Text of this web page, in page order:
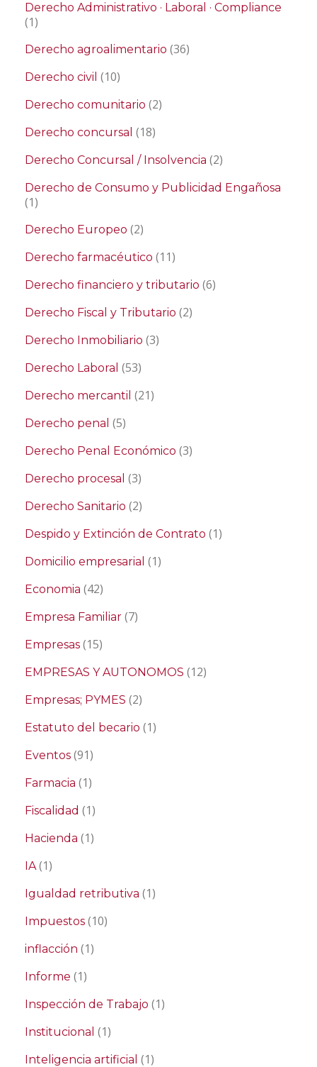
Derecho Administrativo · Laboral · Compliance
(1)
Derecho agroalimentario (36)
Derecho civil (10)
Derecho comunitario (2)
Derecho concursal (18)
Derecho Concursal / Insolvencia (2)
Derecho de Consumo y Publicidad Engañosa
(1)
Derecho Europeo (2)
Derecho farmacéutico (11)
Derecho financiero y tributario (6)
Derecho Fiscal y Tributario (2)
Derecho Inmobiliario (3)
Derecho Laboral (53)
Derecho mercantil (21)
Derecho penal (5)
Derecho Penal Económico (3)
Derecho procesal (3)
Derecho Sanitario (2)
Despido y Extinción de Contrato (1)
Domicilio empresarial (1)
Economia (42)
Empresa Familiar (7)
Empresas (15)
EMPRESAS Y AUTONOMOS (12)
Empresas; PYMES (2)
Estatuto del becario (1)
Eventos (91)
Farmacia (1)
Fiscalidad (1)
Hacienda (1)
IA(1)
Igualdad retributiva (1)
Impuestos (10)
inflacción (1)
Informe (1)
Inspección de Trabajo (1)
Institucional (1)
Inteligencia artificial (1)